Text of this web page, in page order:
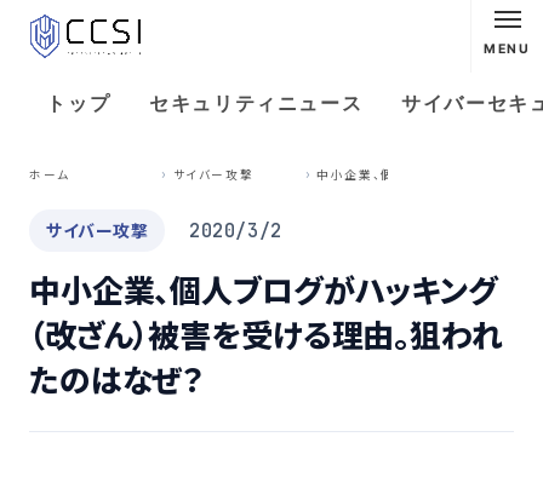
MENU
トップ セキュリティニュース サイバーセキ
ホーム サイバー攻撃
サイバー攻撃 2020/3/2
中小企業、個人ブログがハッキング
（改ざん）被害を受ける理由。狙われ
たのはなぜ？